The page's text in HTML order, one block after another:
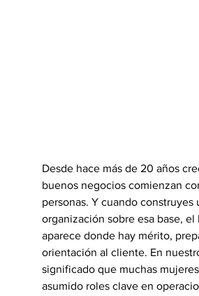
Desde hace más de 20 años
buenos negocios comienzan
personas. Y cuando construyes
organización sobre esa base, el
aparece donde hay mérito,
orientación al cliente. En
significado que muchas
asumido roles clave en